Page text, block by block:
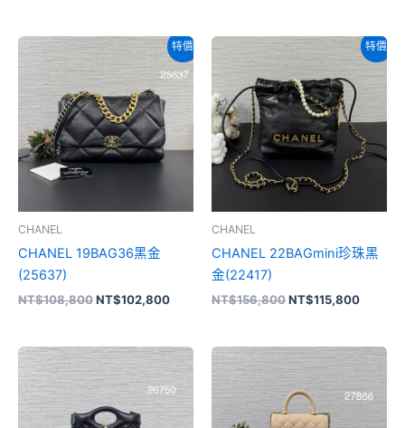
特價
CHANEL
CHANEL 19BAG36黑金
(25637)
NT$108,800
價
NT$108,800。
NT$102,800
目
前
價
格：
NT$102,800。
特價
CHANEL
CHANEL 22BAGmini珍珠黑
金(22417)
NT$156,800
原
格：
NT$156,800。
NT$115,800
目
前